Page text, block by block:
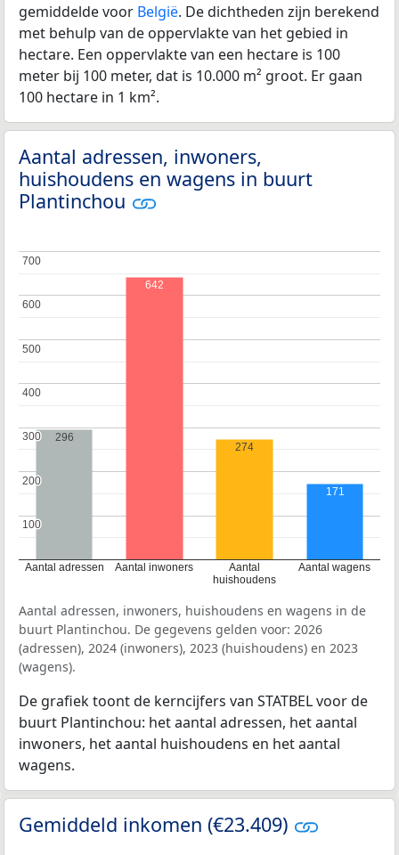
gemiddelde voor België. De dichtheden zijn berekend
met behulp van de oppervlakte van het gebied in
hectare. Een oppervlakte van een hectare is 100
meter bij 100 meter, dat is 10.000 m² groot. Er gaan
100 hectare in 1 km².
Aantal adressen, inwoners,
huishoudens en wagens in buurt
Plantinchou
Aantal adressen Aantal inwoners
Aantal
huishoudens
Aantal wagens
100
100
200
200
300
300
400
400
500
500
600
600
700
700
296
642
274
171
Aantal adressen, inwoners, huishoudens en wagens in de
buurt Plantinchou. De gegevens gelden voor: 2026
(adressen), 2024 (inwoners), 2023 (huishoudens) en 2023
(wagens).
De grafiek toont de kerncijfers van STATBEL voor de
buurt Plantinchou: het aantal adressen, het aantal
inwoners, het aantal huishoudens en het aantal
wagens.
Gemiddeld inkomen (€23.409)